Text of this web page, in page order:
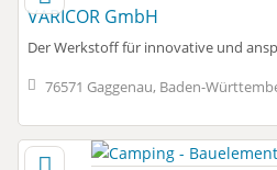
VARICOR GmbH
Der Werkstoff für innovative und
76571 Gaggenau, Baden-